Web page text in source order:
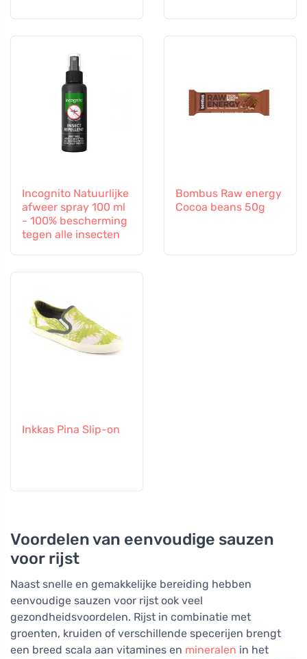
Incognito Natuurlijke
afweer spray 100 ml
- 100% bescherming
tegen alle insecten
Bombus Raw energy
Cocoa beans 50g
Inkkas Pina Slip-on
Voordelen van eenvoudige sauzen
voor rijst
Naast snelle en gemakkelijke bereiding hebben
eenvoudige sauzen voor rijst ook veel
gezondheidsvoordelen. Rijst in combinatie met
groenten, kruiden of verschillende specerijen brengt
een breed scala aan vitamines en mineralen in het